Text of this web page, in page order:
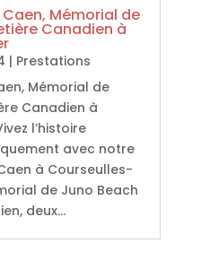
Mémorial de
Canadien à
| Prestations
Mémorial de
Canadien à
l’histoire
avec notre
à Courseulles-
de Juno Beach
deux...